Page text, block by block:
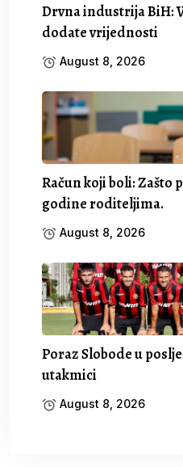
Drvna industrija BiH:
dodate vrijednosti
August 8, 2026
Račun koji boli: Zašto
godine roditeljima.
August 8, 2026
Poraz Slobode u
utakmici
August 8, 2026